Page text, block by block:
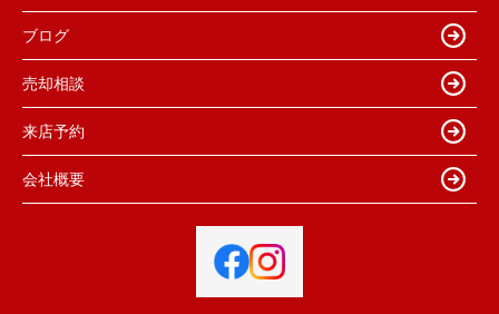
ブログ
売却相談
来店予約
会社概要